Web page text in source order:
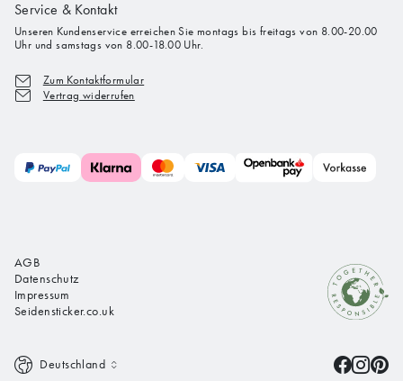
Service & Kontakt
Unseren Kundenservice erreichen Sie montags bis freitags von 8.00-20.00
Uhr und samstags von 8.00-18.00 Uhr.
Zum Kontaktformular
Vertrag widerrufen
AGB
Datenschutz
Impressum
Seidensticker.co.uk
Deutschland